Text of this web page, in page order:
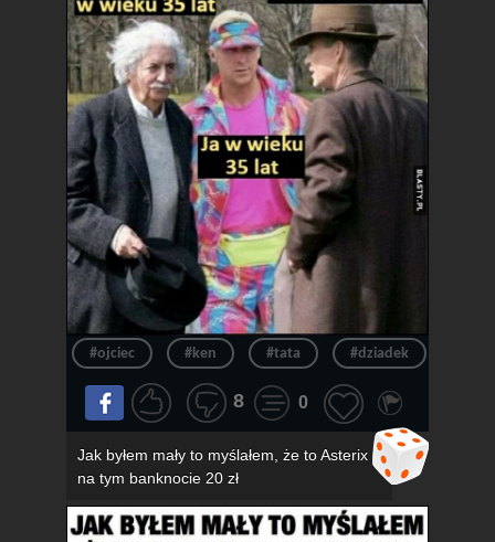
#ojciec #ken #tata #dziadek
8 0
Jak byłem mały to myślałem, że to Asterix
na tym banknocie 20 zł